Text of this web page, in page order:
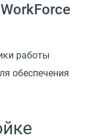
работы
обеспечения